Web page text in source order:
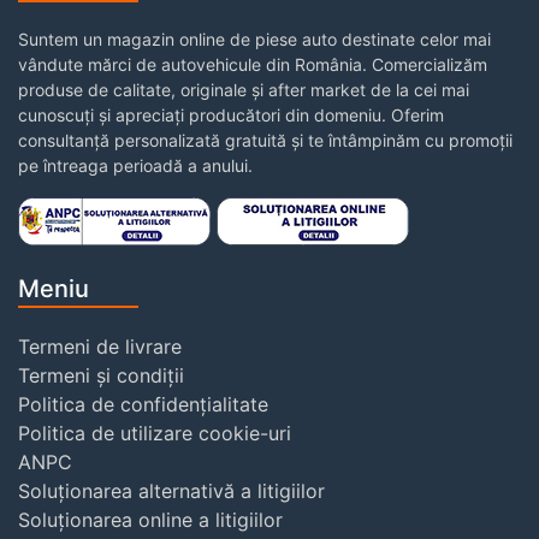
Suntem un magazin online de piese auto destinate celor mai
vândute mărci de autovehicule din România. Comercializăm
produse de calitate, originale și after market de la cei mai
cunoscuți și apreciați producători din domeniu. Oferim
consultanță personalizată gratuită și te întâmpinăm cu promoții
pe întreaga perioadă a anului.
Meniu
Termeni de livrare
Termeni și condiții
Politica de confidențialitate
Politica de utilizare cookie-uri
ANPC
Soluționarea alternativă a litigiilor
Soluționarea online a litigiilor